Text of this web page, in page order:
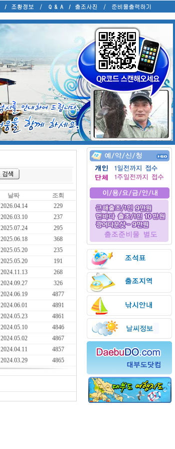
날짜
조회
2026.04.14
229
2026.03.10
237
2025.07.24
295
2025.06.18
368
2025.05.20
235
2025.05.20
191
2024.11.13
268
2024.09.27
326
2024.06.19
4877
2024.06.01
4891
2024.05.23
4861
2024.05.10
4846
2024.05.02
4867
2024.04.11
4857
2024.03.29 4865